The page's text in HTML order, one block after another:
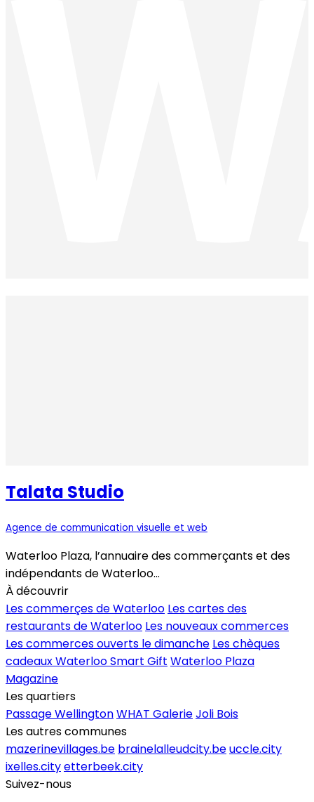
Talata Studio
Agence de communication visuelle et web
Waterloo Plaza, l’annuaire des commerçants et des
indépendants de Waterloo...
À découvrir
Les commerçes de Waterloo Les cartes des
restaurants de Waterloo Les nouveaux commerces
Les commerces ouverts le dimanche Les chèques
cadeaux Waterloo Smart Gift Waterloo Plaza
Magazine
Les quartiers
Passage WellingtonWHAT GalerieJoli Bois
Les autres communes
mazerinevillages.be brainelalleudcity.beuccle.city
ixelles.cityetterbeek.city
Suivez-nous